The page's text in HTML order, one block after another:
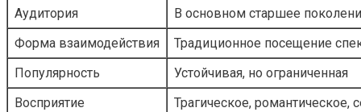
Аудитория
В основном старшее
Форма взаимодействия
Традиционное посещение
Популярность
Устойчивая, но ограниченная
Восприятие
Трагическое, романтическое,